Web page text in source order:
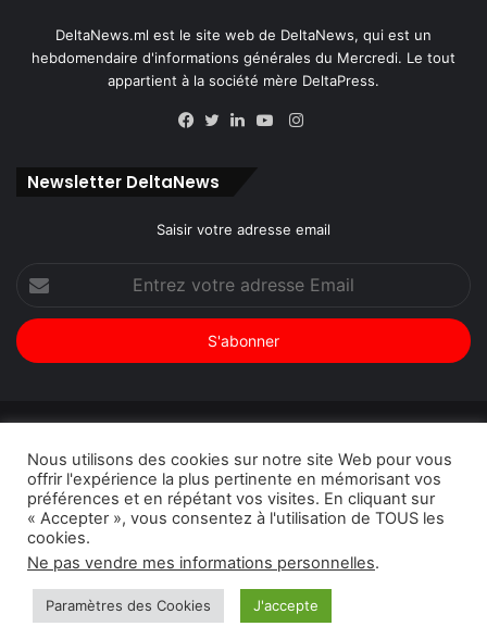
DeltaNews.ml est le site web de DeltaNews, qui est un
hebdomendaire d'informations générales du Mercredi. Le tout
appartient à la société mère DeltaPress.
Instagram
Newsletter DeltaNews
Saisir votre adresse email
votre
adresse
Email
DeltaPress| ConceptionDoucSoft Technologies
Annonces
Contact Politique de confidentialité
Facebook
TwitterLinkedinYouTubeInstagram
Nous utilisons des cookies sur notre site Web pour vous
offrir l'expérience la plus pertinente en mémorisant vos
préférences et en répétant vos visites. En cliquant sur
« Accepter », vous consentez à l'utilisation de TOUS les
cookies.
Ne pas vendre mes informations personnelles.
Paramètres des Cookies J'accepte